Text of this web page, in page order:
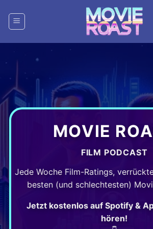
Inhalt
springen
MOVIE
FILM PODCAST
Jede Woche Film-Ratings,
besten (und schlechtesten)
Jetzt kostenlos auf Spotify &
hören!